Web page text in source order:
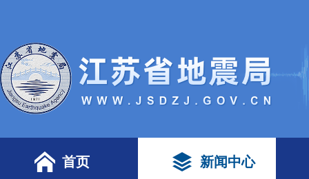
首页 新闻中心